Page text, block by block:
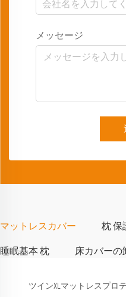
メッセージ
マットレスカバー 枕 保
睡眠基本 枕 床カバーの
ツインXLマットレスプロ